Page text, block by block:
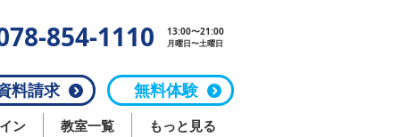
854-1110 13:00〜21:00
月曜日〜土曜日
料請求 無料体験
ン 教室一覧 もっと見る